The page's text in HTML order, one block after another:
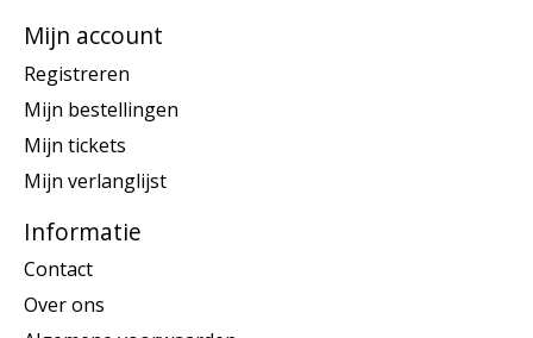
Mijn account
Registreren
Mijn bestellingen
Mijn tickets
Mijn verlanglijst
Informatie
Contact
Over ons